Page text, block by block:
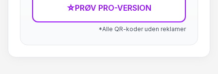
☆PRØV PRO-VERSION
*Alle QR-koder uden reklamer